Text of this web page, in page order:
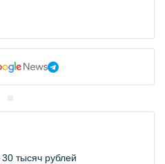
тысяч рублей